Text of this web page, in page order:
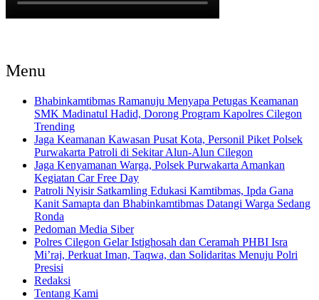
Menu
Bhabinkamtibmas Ramanuju Menyapa Petugas Keamanan
SMK Madinatul Hadid, Dorong Program Kapolres Cilegon
Trending
Jaga Keamanan Kawasan Pusat Kota, Personil Piket Polsek
Purwakarta Patroli di Sekitar Alun-Alun Cilegon
Jaga Kenyamanan Warga, Polsek Purwakarta Amankan
Kegiatan Car Free Day
Patroli Nyisir Satkamling Edukasi Kamtibmas, Ipda Gana
Kanit Samapta dan Bhabinkamtibmas Datangi Warga Sedang
Ronda
Pedoman Media Siber
Polres Cilegon Gelar Istighosah dan Ceramah PHBI Isra
Mi’raj, Perkuat Iman, Taqwa, dan Solidaritas Menuju Polri
Presisi
Redaksi
Tentang Kami